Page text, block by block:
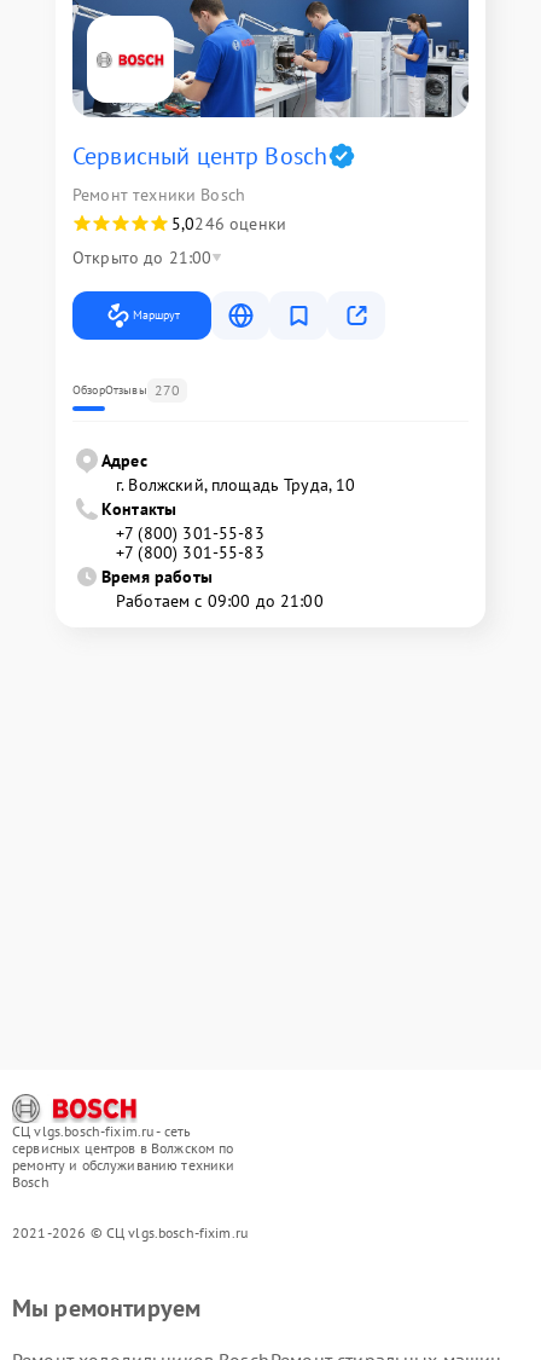
Сервисный центр Bosch
Ремонт техники Bosch
5,0246 оценки
Открыто до 21:00
Маршрут
ОбзорОтзывы 270
Адрес
г. Волжский, площадь Труда, 10
Контакты
+7 (800) 301-55-83
+7 (800) 301-55-83
Время работы
Работаем с 09:00 до 21:00
СЦ vlgs.bosch-fixim.ru - сеть
сервисных центров в Волжском по
ремонту и обслуживанию техники
Bosch
2021-2026 © СЦ vlgs.bosch-fixim.ru
Мы ремонтируем